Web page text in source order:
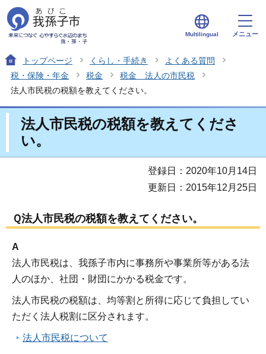
Multilingual メニュー
トップページ くらし・手続き
よくある質問
税・保険・年金
税金
税金 法人の市民税
法人市民税の税額を教えてください。
法人市民税の税額を教えてくださ
い。
登録日：2020年10月14日
更新日：2015年12月25日
Ｑ法人市民税の税額を教えてください。
A
法人市民税は、我孫子市内に事務所や事業所等がある法
人のほか、社団・財団にかかる税金です。
法人市民税の税額は、均等割と所得に応じて負担してい
ただく法人税割に区分されます。
法人市民税について